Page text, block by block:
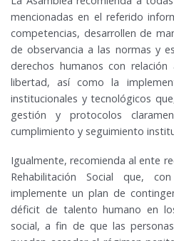
mencionadas en el referido
competencias, desarrollen de
de observancia a las normas y
derechos humanos con
libertad, así como la
institucionales y tecnológicos
gestión y protocolos
cumplimiento y seguimiento
Igualmente, recomienda al ente
Rehabilitación Social que,
implemente un plan de
déficit de talento humano en
social, a fin de que las